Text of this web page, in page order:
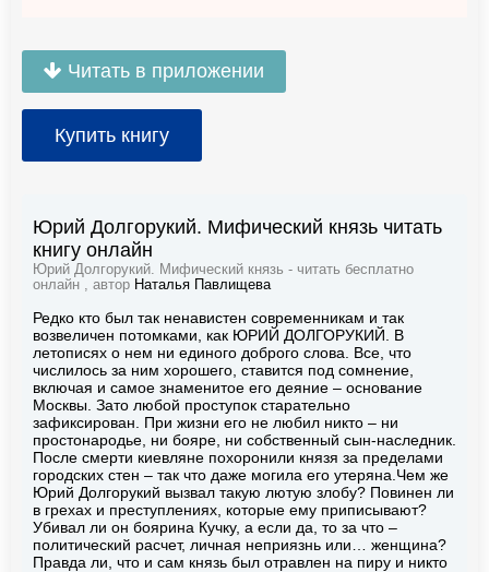
Читать в приложении
Купить книгу
Юрий Долгорукий. Мифический князь читать
книгу онлайн
Юрий Долгорукий. Мифический князь - читать бесплатно
онлайн , автор Наталья Павлищева
Редко кто был так ненавистен современникам и так
возвеличен потомками, как ЮРИЙ ДОЛГОРУКИЙ. В
летописях о нем ни единого доброго слова. Все, что
числилось за ним хорошего, ставится под сомнение,
включая и самое знаменитое его деяние – основание
Москвы. Зато любой проступок старательно
зафиксирован. При жизни его не любил никто – ни
простонародье, ни бояре, ни собственный сын-наследник.
После смерти киевляне похоронили князя за пределами
городских стен – так что даже могила его утеряна.Чем же
Юрий Долгорукий вызвал такую лютую злобу? Повинен ли
в грехах и преступлениях, которые ему приписывают?
Убивал ли он боярина Кучку, а если да, то за что –
политический расчет, личная неприязнь или… женщина?
Правда ли, что и сам князь был отравлен на пиру и никто